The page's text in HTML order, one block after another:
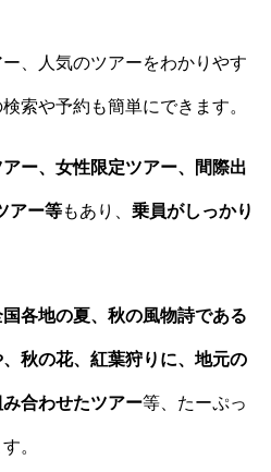
、人気のツアーをわかりやす
索や予約も簡単にできます。
ー、女性限定ツアー、間際出
アー等もあり、 乗員がしっかり
国各地の夏、秋の風物詩である
、秋の花、紅葉狩りに、地元の
合わせたツアー等、たーぷっ
。